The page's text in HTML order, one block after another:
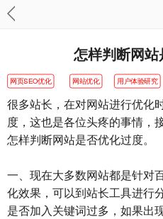
怎样判断网
网页SEO优化 网站优化 用户体验研究
很多站长，在对网站进行优化
度，这也是各位头疼的事情，
怎样判断网站是否优化过度。
一、现在大多数网站都是针对
化效果，可以到站长工具进行
是否加入关键词过多，如果出